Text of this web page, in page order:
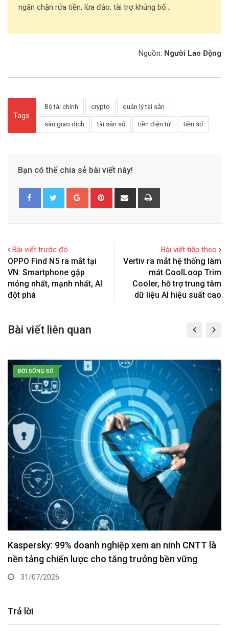
ngăn chặn rửa tiền, lừa đảo, tài trợ khủng bố…
Nguồn: Người Lao Động
Tags:
Bộ tài chính crypto quản lý tài sản
sàn giao dịch tài sản số tiền điện tử tiền số
Bạn có thể chia sẻ bài viết này!
o
+
i
e
h
a
E
r
Bài viết trước đó
OPPO Find N5 ra mắt tại
VN: Smartphone gập
mỏng nhất, mạnh nhất, AI
đột phá
Bài viết tiếp theo
Vertiv ra mắt hệ thống làm
mát CoolLoop Trim
Cooler, hỗ trợ trung tâm
dữ liệu AI hiệu suất cao
Bài viết liên quan
ĐỜI SỐNG SỐ
Kaspersky: 99% doanh nghiệp xem an ninh CNTT là
nền tảng chiến lược cho tăng trưởng bền vững
31/07/2026
Trả lời